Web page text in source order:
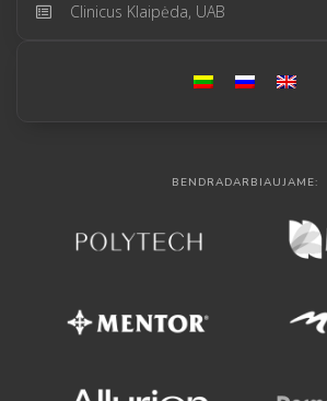
Clinicus Klaipėda, UAB
BENDRADARBIAUJAME: